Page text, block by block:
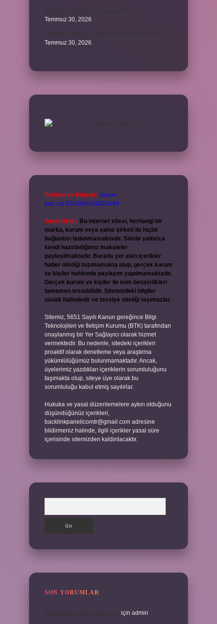
Temmuz 30, 2026
Temmuz 30, 2026
Reklam ve İletişim: Skype:
live:.cid.575569c608265c69
Yasal Uyarı: Bu internet sitesi, herhangi bir
marka, kurum veya şahıs şirketi ile hiçbir
bağlantısı bulunmamaktadır. Sitede yalnızca
kendi hazırladığımız makaleler
paylaşılmaktadır. Burada yer alan içerikler
haber niteliği taşımamakta olup, gerçek kurum
ve kişiler hakkında paylaşım yapılmamaktadır.
Gerçek kurum ve kişiler ile isim benzerlikleri
tamamen tesadüfidir. Sitemizdeki bilgiler
taslak halindedir ve tavsiye niteliği taşımazlar.
Sitemiz, 5651 Sayılı Kanun gereğince Bilgi
Teknolojileri ve İletişim Kurumu (BTK) tarafından
onaylanmış bir Yer Sağlayıcı olarak hizmet
vermektedir. Bu nedenle, sitedeki içerikleri
proaktif olarak denetleme veya araştırma
yükümlülüğümüz bulunmamaktadır. Ancak,
üyelerimiz yazdıkları içeriklerin sorumluluğunu
taşımakta olup, siteye üye olarak bu
sorumluluğu kabul etmiş sayılırlar.
Hukuka ve yasal düzenlemelere aykırı olduğunu
düşündüğünüz içerikleri,
backlinkpanelicomtr@gmail.com adresine
bildirmeniz halinde, ilgili içerikler yasal süre
içerisinde sitemizden kaldırılacaktır.
SON YORUMLAR
için admin